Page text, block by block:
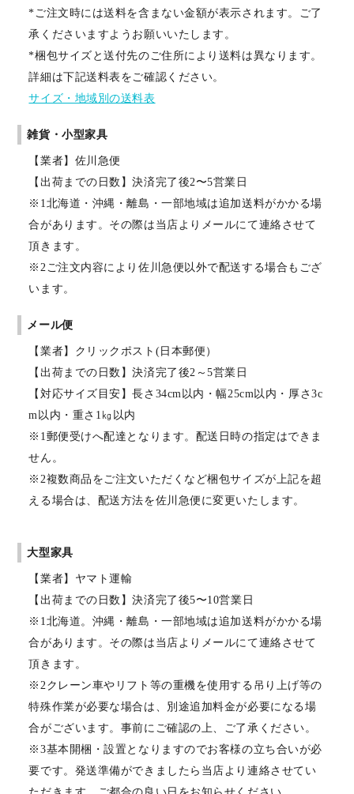
*ご注文時には送料を含まない金額が表示されます。ご了
承くださいますようお願いいたします。
*梱包サイズと送付先のご住所により送料は異なります。
詳細は下記送料表をご確認ください。
サイズ・地域別の送料表
雑貨・小型家具
【業者】佐川急便
【出荷までの日数】決済完了後2〜5営業日
※1北海道・沖縄・離島・一部地域は追加送料がかかる場
合があります。その際は当店よりメールにて連絡させて
頂きます。
※2ご注文内容により佐川急便以外で配送する場合もござ
います。
メール便
【業者】クリックポスト(日本郵便）
【出荷までの日数】決済完了後2～5営業日
【対応サイズ目安】長さ34cm以内・幅25cm以内・厚さ3c
m以内・重さ1㎏以内
※1郵便受けへ配達となります。配送日時の指定はできま
せん。
※2複数商品をご注文いただくなど梱包サイズが上記を超
える場合は、配送方法を佐川急便に変更いたします。
大型家具
【業者】ヤマト運輸
【出荷までの日数】決済完了後5〜10営業日
※1北海道。沖縄・離島・一部地域は追加送料がかかる場
合があります。その際は当店よりメールにて連絡させて
頂きます。
※2クレーン車やリフト等の重機を使用する吊り上げ等の
特殊作業が必要な場合は、別途追加料金が必要になる場
合がございます。事前にご確認の上、ご了承ください。
※3基本開梱・設置となりますのでお客様の立ち合いが必
要です。発送準備ができましたら当店より連絡させてい